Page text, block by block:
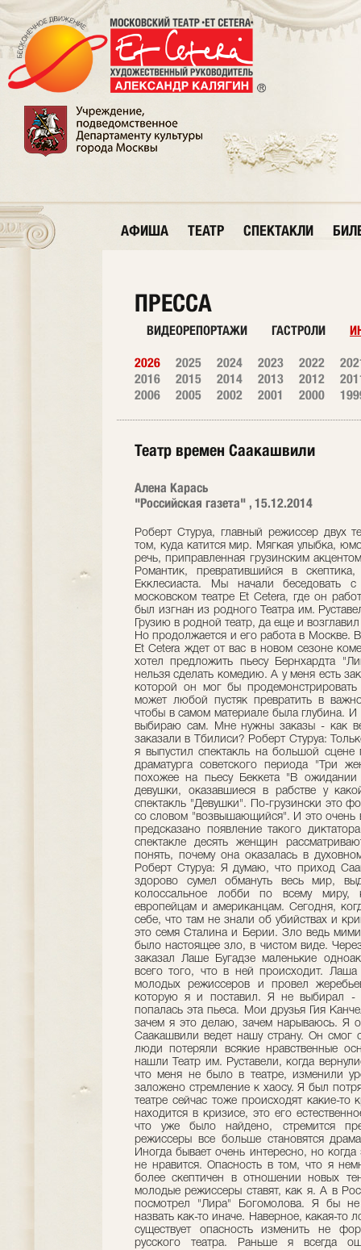
АФИША ТЕАТР СПЕКТАКЛИ
ПРЕССА
ВИДЕОРЕПОРТАЖИ ГАСТРОЛИ
2026 2025 2024 2023 2022
2016
2015 2014 2013 2012
2006
2005 2002 2001 2000
Театр времен Саакашвили
Алена Карась
"Российская газета" , 15.12.2014
Роберт Стуруа, главный режиссер двух
том, куда катится мир. Мягкая улыбка,
речь, приправленная грузинским
Романтик, превратившийся в
Екклесиаста. Мы начали беседовать
московском театре Et Cetera, где он
был изгнан из родного Театра им.
Грузию в родной театр, да еще и
Но продолжается и его работа в Москве.
Et Cetera ждет от вас в новом сезоне
хотел предложить пьесу Бернхардта
нельзя сделать комедию. А у меня есть
которой он мог бы
может любой пустяк превратить в
чтобы в самом материале была глубина.
выбираю сам. Мне нужны заказы - как
заказали в Тбилиси? Роберт Стуруа:
я выпустил спектакль на большой сцене
драматурга советского периода "Три
похожее на пьесу Беккета "В
девушки, оказавшиеся в рабстве у
спектакль "Девушки". По-грузински это
со словом "возвышающийся". И это очень
предсказано появление такого
спектакле десять женщин
понять, почему она оказалась в
Роберт Стуруа: Я думаю, что приход
здорово сумел обмануть весь мир,
колоссальное лобби по всему миру,
европейцам и американцам. Сегодня,
себе, что там не знали об убийствах и
это семя Сталина и Берии. Зло ведь
было настоящее зло, в чистом виде.
заказал Лаше Бугадзе маленькие
всего того, что в ней происходит.
молодых режиссеров и провел
которую я и поставил. Я не выбирал
попалась эта пьеса. Мои друзья Гия
зачем я это делаю, зачем нарываюсь. Я
Саакашвили ведет нашу страну. Он смог
люди потеряли всякие нравственные
нашли Театр им. Руставели, когда
что меня не было в театре, изменили
заложено стремление к хаосу. Я был
театре сейчас тоже происходят какие-
находится в кризисе, это его
что уже было найдено, стремится
режиссеры все больше становятся
Иногда бывает очень интересно, но
не нравится. Опасность в том, что я
более скептичен в отношении новых
молодые режиссеры ставят, как я. А в
посмотрел "Лира" Богомолова. Я бы не
назвать как-то иначе. Наверное, какая-то
существует опасность изменить не
русского театра. Раньше я всегда